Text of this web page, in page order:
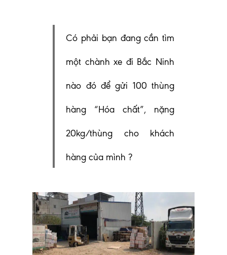
Có phải bạn đang cần tìm
một chành xe đi Bắc Ninh
nào đó để gửi 100 thùng
hàng “Hóa chất”, nặng
20kg/thùng cho khách
hàng của mình ?